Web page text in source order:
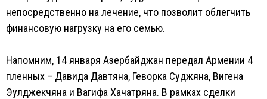
непосредственно на лечение, что позволит облегчить
финансовую нагрузку на его семью.
Напомним, 14 января Азербайджан передал Армении 4
пленных – Давида Давтяна, Геворка Суджяна, Вигена
Эулджекчяна и Вагифа Хачатряна. В рамках сделки